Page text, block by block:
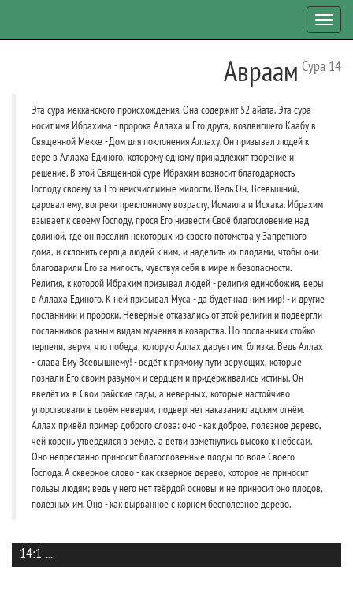
Авраам Сура 14
Эта сура мекканского происхождения. Она содержит 52 айата. Эта сура
носит имя Ибрахима - пророка Аллаха и Его друга, воздвигшего Каабу в
Священной Мекке - Дом для поклонения Аллаху. Он призывал людей к
вере в Аллаха Единого, которому одному принадлежит творение и
решение. В этой Священной суре Ибрахим возносит благодарность
Господу своему за Его неисчислимые милости. Ведь Он, Всевышний,
даровал ему, вопреки преклонному возрасту, Исмаила и Исхака. Ибрахим
взывает к своему Господу, прося Его низвести Своё благословение над
долиной, где он поселил некоторых из своего потомства у Запретного
дома, и склонить сердца людей к ним, и наделить их плодами, чтобы они
благодарили Его за милость, чувствуя себя в мире и безопасности.
Религия, к которой Ибрахим призывал людей - религия единобожия, веры
в Аллаха Единого. К ней призывал Муса - да будет над ним мир! - и другие
посланники и пророки. Неверные отказались от этой религии и подвергли
посланников разным видам мучения и коварства. Но посланники стойко
терпели, веруя, что победа, которую Аллах дарует им, близка. Ведь Аллах
- слава Ему Всевышнему! - ведёт к прямому пути верующих, которые
познали Его своим разумом и сердцем и придерживались истины. Он
введёт их в Свои райские сады, а неверных, которые настойчиво
упорствовали в своём неверии, подвергнет наказанию адским огнём.
Аллах привёл пример доброго слова: оно - как доброе, полезное дерево,
чей корень утвердился в земле, а ветви взметнулись высоко к небесам.
Оно непрестанно приносит благословенные плоды по воле Своего
Господа. А скверное слово - как скверное дерево, которое не приносит
пользы людям; ведь у него нет твёрдой основы и не приносит оно плодов,
полезных им. Оно - как вырванное с корнем бесполезное дерево.
14:1 ...